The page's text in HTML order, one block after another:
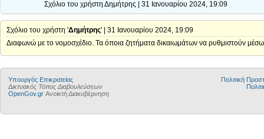
Σχόλιο του χρήστη Δημήτρης | 31 Ιανουαρίου 2024, 19:09
Σχόλιο του χρήστη 'Δημήτρης' | 31 Ιανουαρίου 2024, 19:09
Διαφωνώ με το νομοσχέδιο. Τα όποια ζητήματα δικαιωμάτων να ρυθμιστούν
Υπουργός Επικρατείας
Δικτυακός Τόπος Διαβουλεύσεων
OpenGov.gr Ανοικτή Διακυβέρνηση
Πολιτική